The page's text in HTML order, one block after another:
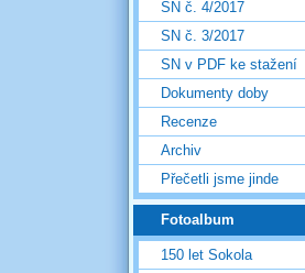
SN č. 4/2017
SN č. 3/2017
SN v PDF ke stažení
Dokumenty doby
Recenze
Archiv
Přečetli jsme jinde
Fotoalbum
150 let Sokola